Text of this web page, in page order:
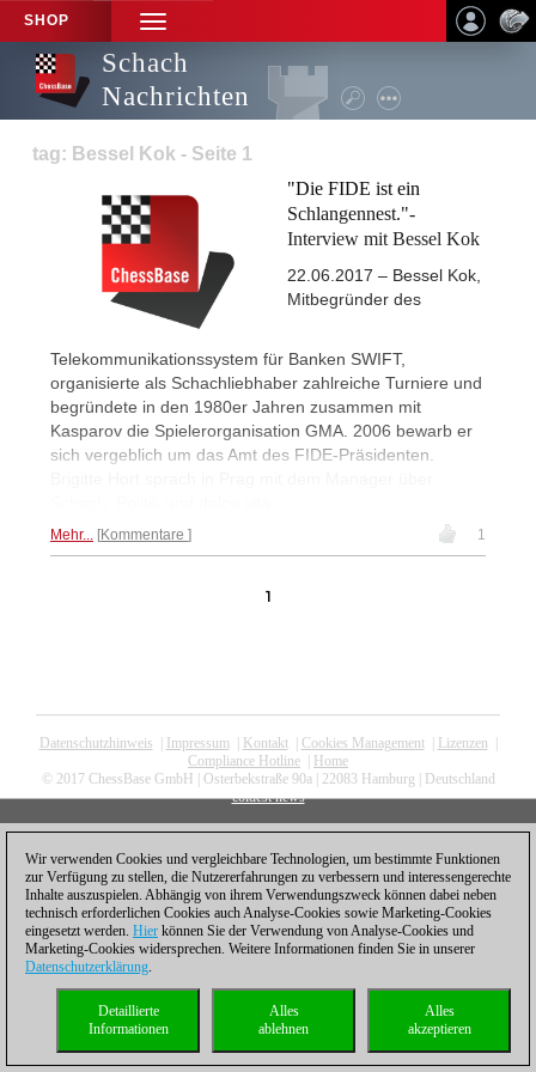
SHOP
TOGGLE
NAVIGATION
Schach
Nachrichten
tag: Bessel Kok - Seite 1
"Die FIDE ist ein
Schlangennest."-
Interview mit Bessel Kok
22.06.2017 – Bessel Kok,
Mitbegründer des
Telekommunikationssystem für Banken SWIFT,
organisierte als Schachliebhaber zahlreiche Turniere und
begründete in den 1980er Jahren zusammen mit
Kasparov die Spielerorganisation GMA. 2006 bewarb er
sich vergeblich um das Amt des FIDE-Präsidenten.
Mehr... Kommentare 1
1
Datenschutzhinweis | Impressum | Kontakt| Cookies Management| Lizenzen |
Compliance Hotline | Home
© 2017 ChessBase GmbH | Osterbekstraße 90a | 22083 Hamburg | Deutschland
coldest news
Wir verwenden Cookies und vergleichbare Technologien, um bestimmte Funktionen
zur Verfügung zu stellen, die Nutzererfahrungen zu verbessern und interessengerechte
Inhalte auszuspielen. Abhängig von ihrem Verwendungszweck können dabei neben
technisch erforderlichen Cookies auch Analyse-Cookies sowie Marketing-Cookies
eingesetzt werden. Hier können Sie der Verwendung von Analyse-Cookies und
Marketing-Cookies widersprechen. Weitere Informationen finden Sie in unserer
Datenschutzerklärung.
Alles
akzeptieren
Alles
ablehnen
Detaillierte
Informationen